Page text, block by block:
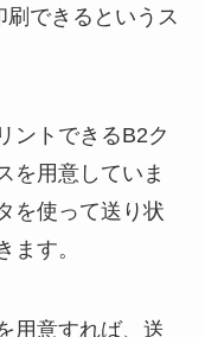
できるというス
ントできるB2ク
を用意していま
を使って送り状
ます。
用意すれば、送